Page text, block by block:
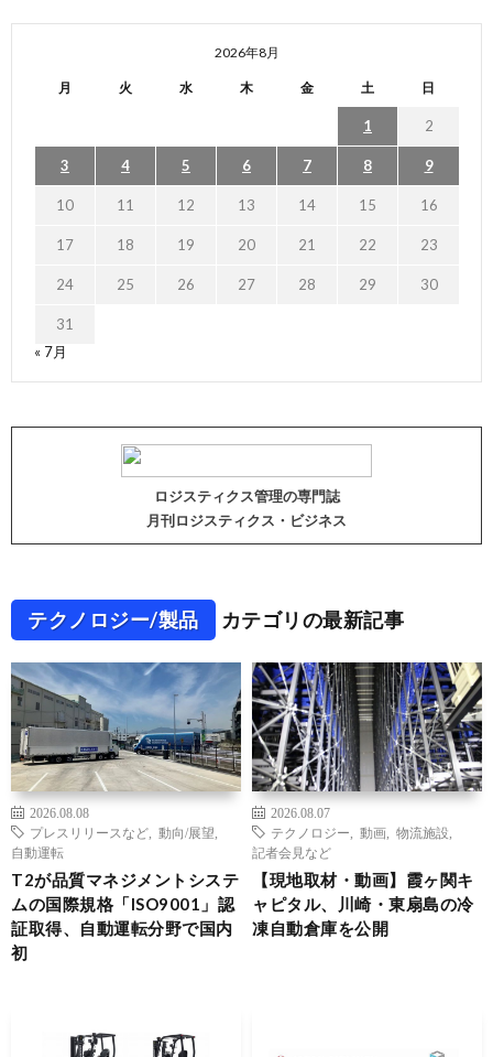
2026年8月
月 火 水 木 金 土 日
1 2
3 4 5 6 7 8 9
10 11 12 13 14 15 16
17 18 19 20 21 22 23
24 25 26 27 28 29 30
31
« 7月
ロジスティクス管理の専門誌
月刊ロジスティクス・ビジネス
テクノロジー/製品 カテゴリの最新記事
2026.08.08
プレスリリースなど
動向/展望
自動運転
T2が品質マネジメントシステ
ムの国際規格「ISO9001」認
証取得、自動運転分野で国内
初
2026.08.07
テクノロジー
動画 物流施設
記者会見など
【現地取材・動画】霞ヶ関キ
ャピタル、川崎・東扇島の冷
凍自動倉庫を公開